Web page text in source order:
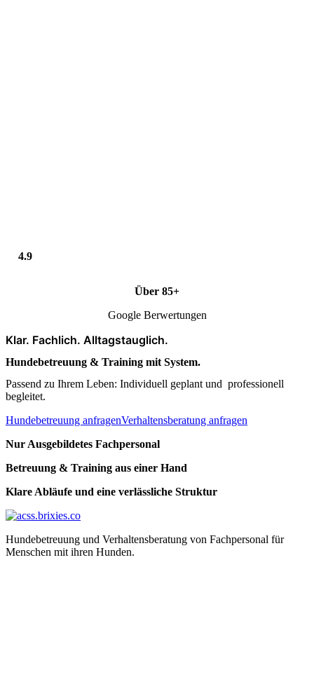
4.9
Über 85+
Google Berwertungen
Klar. Fachlich. Alltagstauglich.
Hundebetreuung & Training mit System.
Passend zu Ihrem Leben: Individuell geplant und professionell
begleitet.
Hundebetreuung anfragenVerhaltensberatung anfragen
Nur Ausgebildetes Fachpersonal
Betreuung & Training aus einer Hand
Klare Abläufe und eine verlässliche Struktur
Hundebetreuung und Verhaltensberatung von Fachpersonal für
Menschen mit ihren Hunden.